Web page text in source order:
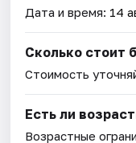
Дата и время: 14
Сколько стоит
Стоимость
Есть ли
Возрастные